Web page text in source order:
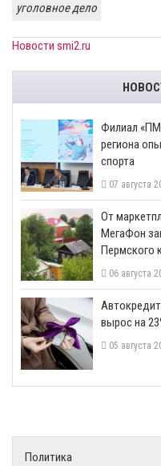
уголовное дело
Новости smi2.ru
​Филиал
региона
спорта
07 августа
От
МегаФон
Пермского
06 августа
вырос на
05 августа
Политика